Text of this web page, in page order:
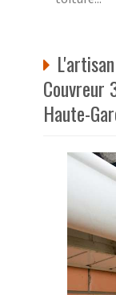
Couvreur
Haute-